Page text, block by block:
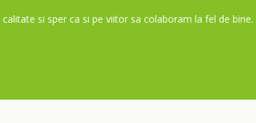
si sper ca si pe viitor sa colaboram la fel de